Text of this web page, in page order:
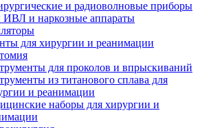
и радиоволновые приборы
ИВЛ и наркозные аппараты
для хирургии и реанимации
для проколов и впрыскиваний
из титанового сплава для
и реанимации
наборы для хирургии и